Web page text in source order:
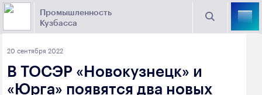
Промышленность
Кузбасса
Поиск
Торговая площадка Кузбасса
Выберите отрасль
20 сентября 2022
В ТОСЭР «Новокузнецк» и
«Юрга» появятся два новых